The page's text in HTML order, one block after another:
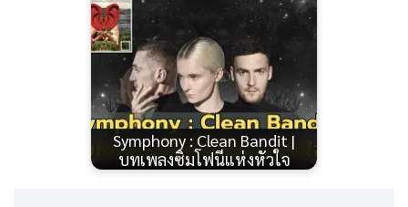
Symphony : Clean Bandit |
บทเพลงซิมโฟนีแห่งหัวใจ